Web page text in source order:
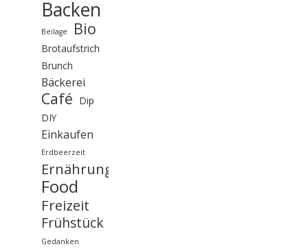
Backen
Beilage Bio
Brotaufstrich
Brunch
Bäckerei
Café Dip
DIY
Einkaufen
Erdbeerzeit
Ernährung
Food
Freizeit
Frühstück
Gedanken